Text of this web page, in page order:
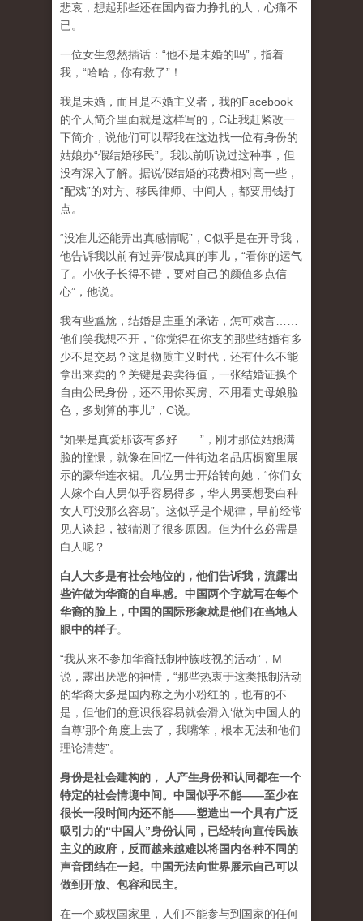
悲哀，想起那些还在国内奋力挣扎的人，心痛不
已。
一位女生忽然插话：“他不是未婚的吗”，指着
我，“哈哈，你有救了”！
我是未婚，而且是不婚主义者，我的Facebook
的个人简介里面就是这样写的，C让我赶紧改一
下简介，说他们可以帮我在这边找一位有身份的
姑娘办“假结婚移民”。我以前听说过这种事，但
没有深入了解。据说假结婚的花费相对高一些，
“配戏”的对方、移民律师、中间人，都要用钱打
点。
“没准儿还能弄出真感情呢”，C似乎是在开导我，
他告诉我以前有过弄假成真的事儿，“看你的运气
了。小伙子长得不错，要对自己的颜值多点信
心”，他说。
我有些尴尬，结婚是庄重的承诺，怎可戏言……
他们笑我想不开，“你觉得在你支的那些结婚有多
少不是交易？这是物质主义时代，还有什么不能
拿出来卖的？关键是要卖得值，一张结婚证换个
自由公民身份，还不用你买房、不用看丈母娘脸
色，多划算的事儿”，C说。
“如果是真爱那该有多好……”，刚才那位姑娘满
脸的憧憬，就像在回忆一件街边名品店橱窗里展
示的豪华连衣裙。几位男士开始转向她，“你们女
人嫁个白人男似乎容易得多，华人男要想娶白种
女人可没那么容易”。这似乎是个规律，早前经常
见人谈起，被猜测了很多原因。但为什么必需是
白人呢？
白人大多是有社会地位的，他们告诉我，流露出
些许做为华裔的自卑感。中国两个字就写在每个
华裔的脸上，中国的国际形象就是他们在当地人
眼中的样子。
“我从来不参加华裔抵制种族歧视的活动”，M
说，露出厌恶的神情，“那些热衷于这类抵制活动
的华裔大多是国内称之为小粉红的，也有的不
是，但他们的意识很容易就会滑入‘做为中国人的
自尊’那个角度上去了，我嘴笨，根本无法和他们
理论清楚”。
身份是社会建构的， 人产生身份和认同都在一个
特定的社会情境中间。中国似乎不能——至少在
很长一段时间内还不能——塑造出一个具有广泛
吸引力的“中国人”身份认同，已经转向宣传民族
主义的政府，反而越来越难以将国内各种不同的
声音团结在一起。中国无法向世界展示自己可以
做到开放、包容和民主。
在一个威权国家里，人们不能参与到国家的任何